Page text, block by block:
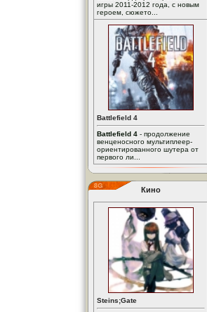
игры 2011-2012 года, с новым
героем, сюжето...
Battlefield 4
Battlefield 4 - продолжение
венценосного мультиплеер-
ориентированного шутера от
первого ли...
Кино
Steins;Gate